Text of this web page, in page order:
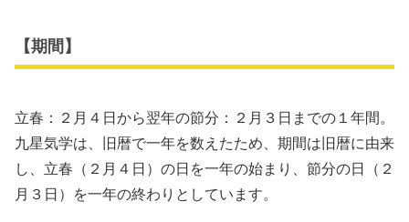
【期間】
立春：２月４日から翌年の節分：２月３日までの１年間。
九星気学は、旧暦で一年を数えたため、期間は旧暦に由来
し、立春（２月４日）の日を一年の始まり、節分の日（２
月３日）を一年の終わりとしています。